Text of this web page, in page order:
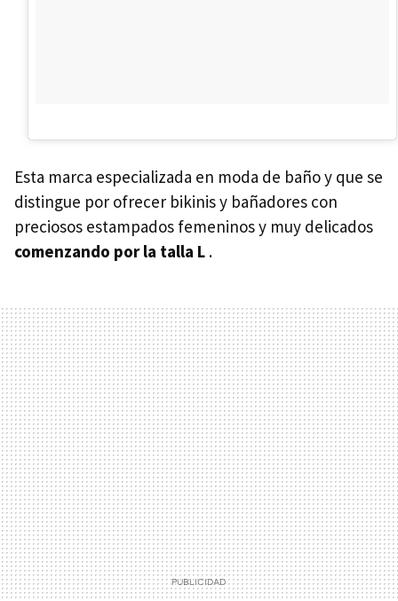
Esta marca especializada en moda de baño y que se
distingue por ofrecer bikinis y bañadores con
preciosos estampados femeninos y muy delicados
comenzando por la talla L .